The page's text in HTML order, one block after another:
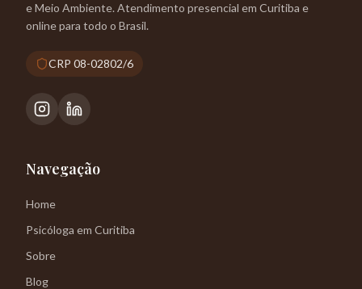
e Meio Ambiente. Atendimento presencial em Curitiba e
online para todo o Brasil.
CRP 08-02802/6
Navegação
Home
Psicóloga em Curitiba
Sobre
Blog